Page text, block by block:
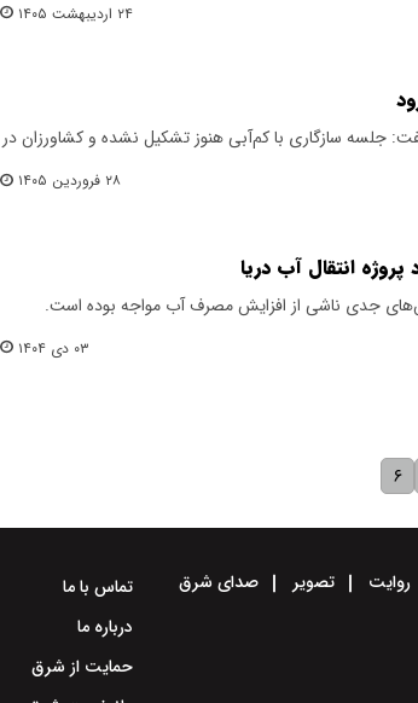
۲۴ اردیبهشت ۱۴۰۵
جلسه سازگاری با کم‌آبی هنوز تشکیل نشده و کشاورزان در
۲۸ فروردین ۱۴۰۵
انتقال آب دریا
جدی ناشی از افزایش مصرف آب مواجه بوده است.
۰۳ دی ۱۴۰۴
۶
روایت تصویر صدای شرق
تماس با ما
درباره ما
حمایت از شرق